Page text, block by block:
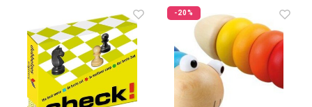
-20%